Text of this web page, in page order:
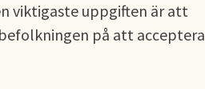
viktigaste uppgiften är att
på att acceptera